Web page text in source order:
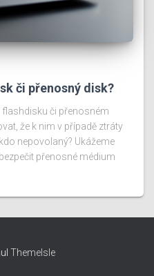
či přenosný disk?
či přenosném
že k nim v případě ztráty
nepovolaný? Ukážeme
přenosné médium
ThemeIsle